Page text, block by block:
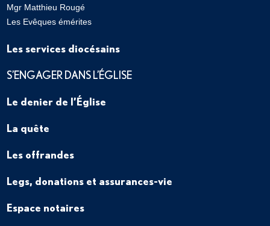
Mgr Matthieu Rougé
Les Evêques émérites
Les services diocésains
S’ENGAGER DANS L’ÉGLISE
Le denier de l’Église
La quête
Les offrandes
Legs, donations et assurances-vie
Espace notaires